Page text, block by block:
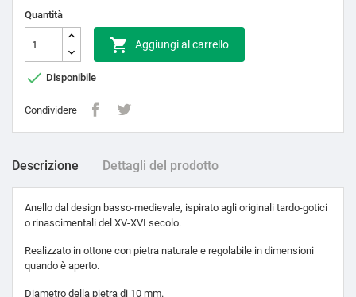
Quantità
 Aggiungi al carrello
 Disponibile
Condividere
Descrizione Dettagli del prodotto
Anello dal design basso-medievale, ispirato agli originali tardo-gotici
o rinascimentali del XV-XVI secolo.
Realizzato in ottone con pietra naturale e regolabile in dimensioni
quando è aperto.
Diametro della pietra di 10 mm.